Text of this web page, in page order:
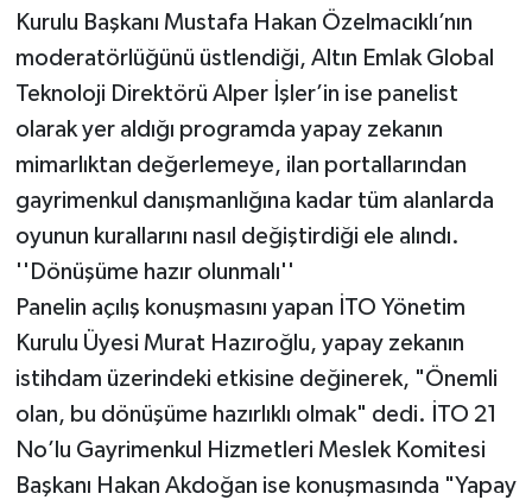
Kurulu Başkanı Mustafa Hakan Özelmacıklı’nın
moderatörlüğünü üstlendiği, Altın Emlak Global
Teknoloji Direktörü Alper İşler’in ise panelist
olarak yer aldığı programda yapay zekanın
mimarlıktan değerlemeye, ilan portallarından
gayrimenkul danışmanlığına kadar tüm alanlarda
oyunun kurallarını nasıl değiştirdiği ele alındı.
''Dönüşüme hazır olunmalı''
Panelin açılış konuşmasını yapan İTO Yönetim
Kurulu Üyesi Murat Hazıroğlu, yapay zekanın
istihdam üzerindeki etkisine değinerek, "Önemli
olan, bu dönüşüme hazırlıklı olmak" dedi. İTO 21
No’lu Gayrimenkul Hizmetleri Meslek Komitesi
Başkanı Hakan Akdoğan ise konuşmasında "Yapay